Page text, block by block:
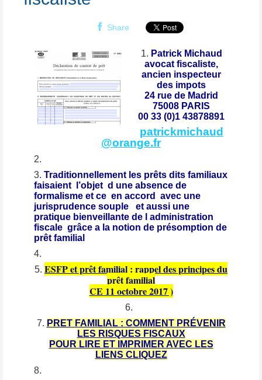
Share
Patrick Michaud
avocat fiscaliste,
ancien inspecteur
des impots
24 rue de Madrid
75008 PARIS
00 33 (0)1 43878891
patrickmichaud
@orange.fr
Traditionnellement les prêts dits familiaux
faisaient l’objet d une absence de
formalisme et ce en accord avec une
jurisprudence souple et aussi une
pratique bienveillante de l administration
fiscale grâce a la notion de présomption de
prêt familial
ESFP et prêt familial : rappel des principes du
prêt familial
CE 11 octobre 2017 )
PRET FAMILIAL : COMMENT PRÉVENIR
LES RISQUES FISCAUX
POUR LIRE ET IMPRIMER AVEC LES
LIENS CLIQUEZ